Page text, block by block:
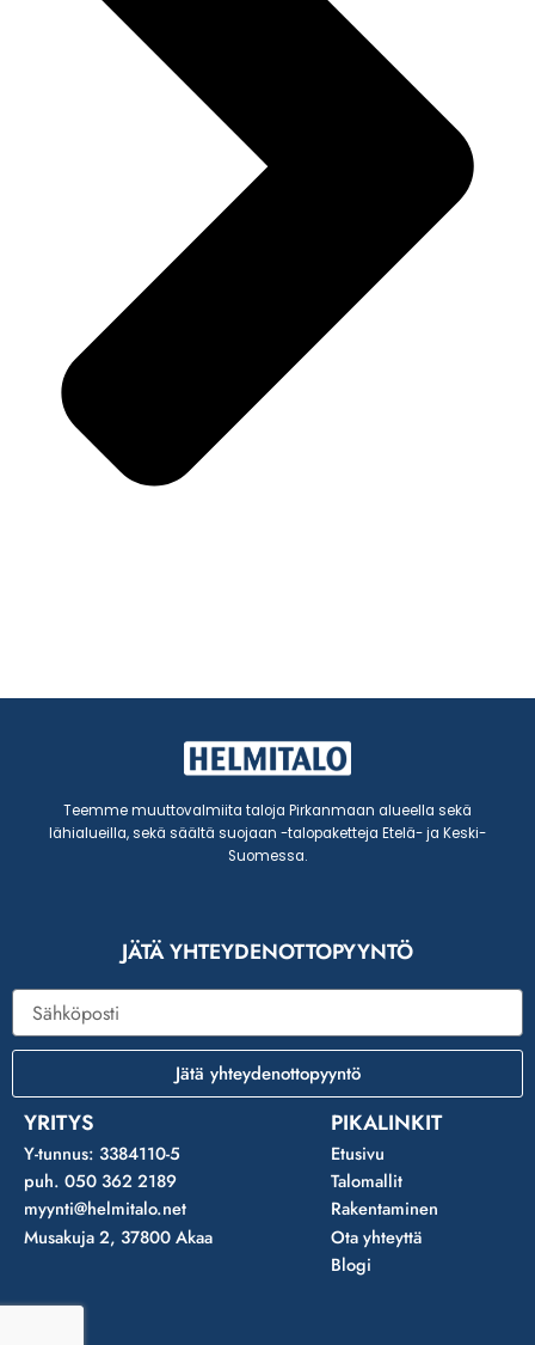
Teemme muuttovalmiita taloja Pirkanmaan alueella sekä
lähialueilla, sekä säältä suojaan -talopaketteja Etelä- ja Keski-
Suomessa.
JÄTÄ YHTEYDENOTTOPYYNTÖ
Sähköposti
Jätä yhteydenottopyyntö
YRITYS
Y-tunnus: 3384110-5
puh. 050 362 2189
myynti@helmitalo.net
Musakuja 2, 37800 Akaa
PIKALINKIT
Etusivu
Talomallit
Rakentaminen
Ota yhteyttä
Blogi